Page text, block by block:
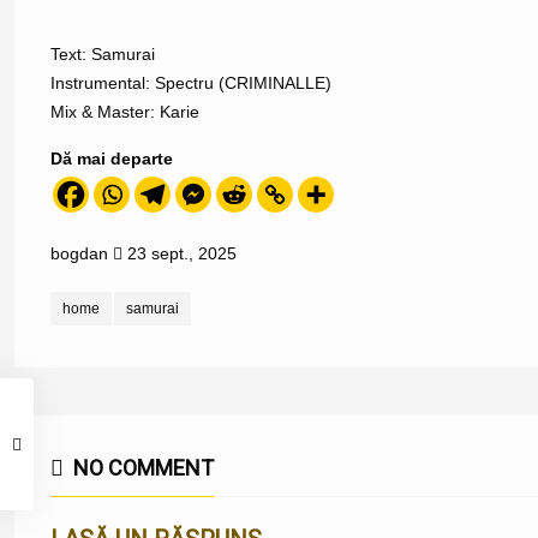
Text: Samurai
Instrumental: Spectru (CRIMINALLE)
Mix & Master: Karie
Dă mai departe
bogdan 23 sept., 2025
home samurai
NO COMMENT